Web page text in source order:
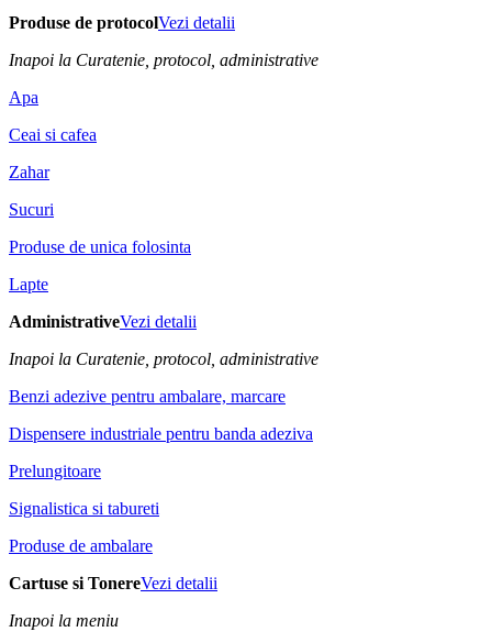
Produse de protocolVezi detalii
Inapoi la Curatenie, protocol, administrative
Apa
Ceai si cafea
Zahar
Sucuri
Produse de unica folosinta
Lapte
AdministrativeVezi detalii
Inapoi la Curatenie, protocol, administrative
Benzi adezive pentru ambalare, marcare
Dispensere industriale pentru banda adeziva
Prelungitoare
Signalistica si tabureti
Produse de ambalare
Cartuse si TonereVezi detalii
Inapoi la meniu